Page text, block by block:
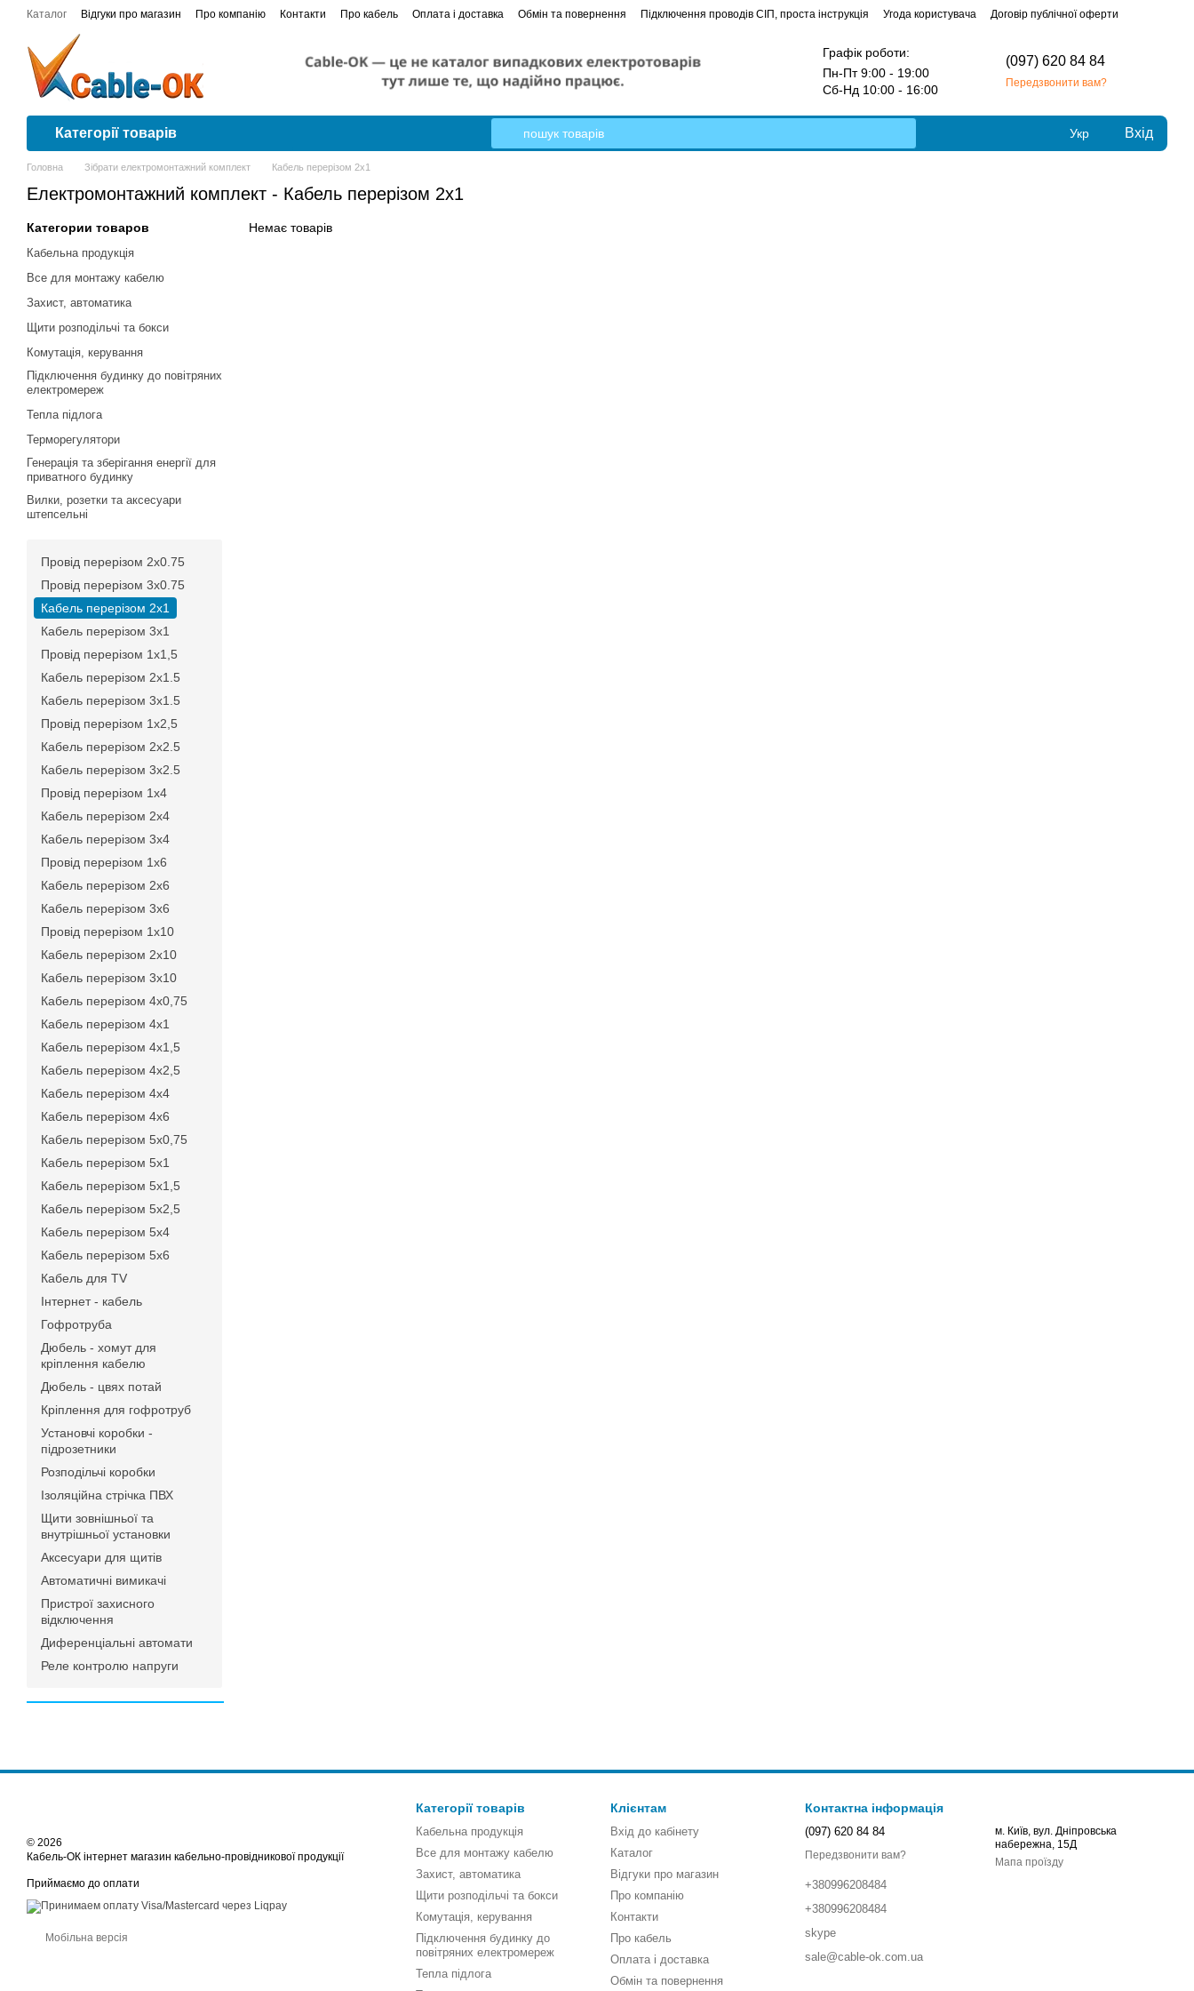
Перейти до основного контенту
Каталог Відгуки про магазин Про компанію Контакти Про кабель Оплата і доставка Обмін та повернення Підключення проводів СІП, проста інструкція Угода користувача
Договір публічної оферти
Сертифікати відповідності
Графік роботи:
Пн-Пт 9:00 - 19:00
Сб-Нд 10:00 - 16:00
(097) 620 84 84
Передзвонити вам?
Категорії товарів Укр Вхід
Головна Зібрати електромонтажний комплект Кабель перерізом 2х1
Електромонтажний комплект - Кабель перерізом 2х1
Немає товарів
Категории товаров
Кабельна продукція
Все для монтажу кабелю
Захист, автоматика
Щити розподільчі та бокси
Комутація, керування
Підключення будинку до повітряних
електромереж
Тепла підлога
Терморегулятори
Генерація та зберігання енергії для
приватного будинку
Вилки, розетки та аксесуари
штепсельні
Провід перерізом 2х0.75
Провід перерізом 3х0.75
Кабель перерізом 2х1
Кабель перерізом 3х1
Провід перерізом 1х1,5
Кабель перерізом 2х1.5
Кабель перерізом 3х1.5
Провід перерізом 1х2,5
Кабель перерізом 2х2.5
Кабель перерізом 3х2.5
Провід перерізом 1х4
Кабель перерізом 2х4
Кабель перерізом 3х4
Провід перерізом 1х6
Кабель перерізом 2х6
Кабель перерізом 3х6
Провід перерізом 1х10
Кабель перерізом 2х10
Кабель перерізом 3х10
Кабель перерізом 4х0,75
Кабель перерізом 4х1
Кабель перерізом 4х1,5
Кабель перерізом 4х2,5
Кабель перерізом 4х4
Кабель перерізом 4х6
Кабель перерізом 5х0,75
Кабель перерізом 5х1
Кабель перерізом 5х1,5
Кабель перерізом 5х2,5
Кабель перерізом 5х4
Кабель перерізом 5х6
Кабель для TV
Інтернет - кабель
Гофротруба
Дюбель - хомут для
кріплення кабелю
Дюбель - цвях потай
Кріплення для гофротруб
Установчі коробки -
підрозетники
Розподільчі коробки
Ізоляційна стрічка ПВХ
Щити зовнішньої та
внутрішньої установки
Аксесуари для щитів
Автоматичні вимикачі
Пристрої захисного
відключення
Диференціальні автомати
Реле контролю напруги
© 2026
Кабель-ОК інтернет магазин кабельно-провідникової продукції
Приймаємо до оплати
Мобільна версія
Категорії товарів
Кабельна продукція
Все для монтажу кабелю
Захист, автоматика
Щити розподільчі та бокси
Комутація, керування
Підключення будинку до
повітряних електромереж
Тепла підлога
Клієнтам
Вхід до кабінету
Каталог
Відгуки про магазин
Про компанію
Контакти
Про кабель
Оплата і доставка
Обмін та повернення
Контактна інформація
(097) 620 84 84
Передзвонити вам?
+380996208484
+380996208484
skype
sale@cable-ok.com.ua
м. Київ, вул. Дніпровська
набережна, 15Д
Мапа проїзду